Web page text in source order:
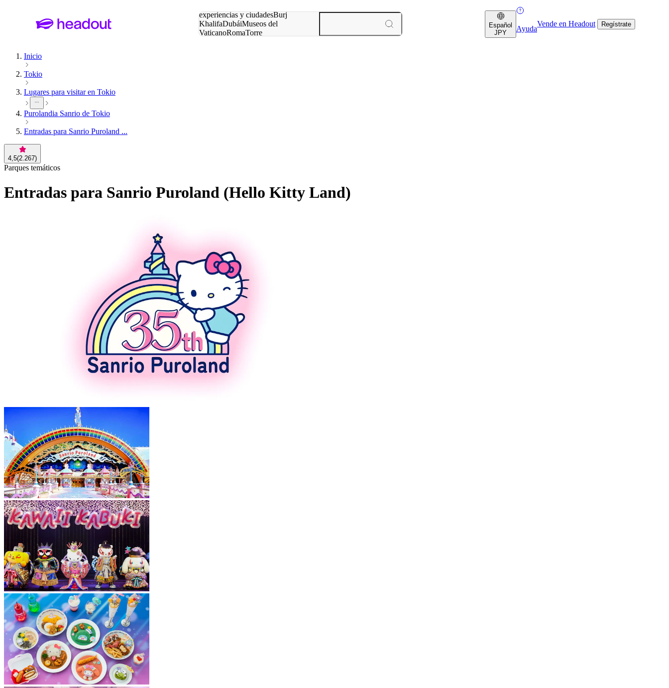
experiencias y ciudadesBurj
KhalifaDubáiMuseos del
VaticanoRomaTorre
Español
JPY
Ayuda
Vende en Headout Regístrate
Inicio
Tokio
Lugares para visitar en Tokio
Purolandia Sanrio de Tokio
Entradas para Sanrio Puroland ...
4,5(2.267)
Parques temáticos
Entradas para Sanrio Puroland (Hello Kitty Land)